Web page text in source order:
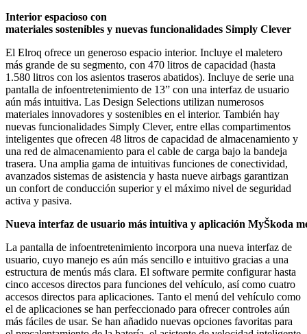
Interior espacioso con
materiales sostenibles y nuevas funcionalidades Simply Clever
El Elroq ofrece un generoso espacio interior. Incluye el maletero
más grande de su segmento, con 470 litros de capacidad (hasta
1.580 litros con los asientos traseros abatidos). Incluye de serie una
pantalla de infoentretenimiento de 13” con una interfaz de usuario
aún más intuitiva. Las Design Selections utilizan numerosos
materiales innovadores y sostenibles en el interior. También hay
nuevas funcionalidades Simply Clever, entre ellas compartimentos
inteligentes que ofrecen 48 litros de capacidad de almacenamiento y
una red de almacenamiento para el cable de carga bajo la bandeja
trasera. Una amplia gama de intuitivas funciones de conectividad,
avanzados sistemas de asistencia y hasta nueve airbags garantizan
un confort de conducción superior y el máximo nivel de seguridad
activa y pasiva.
Nueva interfaz de usuario más intuitiva y aplicación MyŠkoda
La pantalla de infoentretenimiento incorpora una nueva interfaz de
usuario, cuyo manejo es aún más sencillo e intuitivo gracias a una
estructura de menús más clara. El software permite configurar hasta
cinco accesos directos para funciones del vehículo, así como cuatro
accesos directos para aplicaciones. Tanto el menú del vehículo como
el de aplicaciones se han perfeccionado para ofrecer controles aún
más fáciles de usar. Se han añadido nuevas opciones favoritas para